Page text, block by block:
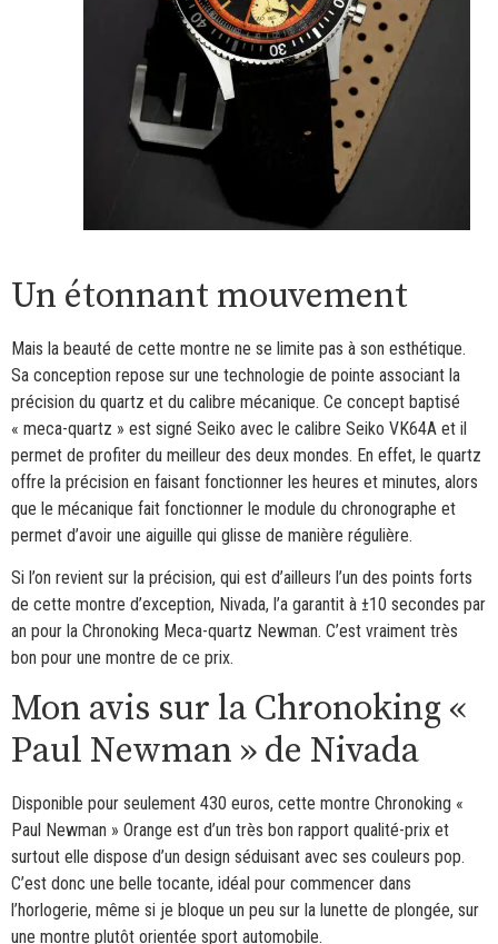
Un étonnant mouvement
Mais la beauté de cette montre ne se limite pas à son esthétique.
Sa conception repose sur une technologie de pointe associant la
précision du quartz et du calibre mécanique. Ce concept baptisé
« meca-quartz » est signé Seiko avec le calibre Seiko VK64A et il
permet de profiter du meilleur des deux mondes. En effet, le quartz
offre la précision en faisant fonctionner les heures et minutes, alors
que le mécanique fait fonctionner le module du chronographe et
permet d’avoir une aiguille qui glisse de manière régulière.
Si l’on revient sur la précision, qui est d’ailleurs l’un des points forts
de cette montre d’exception, Nivada, l’a garantit à ±10 secondes par
an pour la Chronoking Meca-quartz Newman. C’est vraiment très
bon pour une montre de ce prix.
Mon avis sur la Chronoking «
Paul Newman » de Nivada
Disponible pour seulement 430 euros, cette montre Chronoking «
Paul Newman » Orange est d’un très bon rapport qualité-prix et
surtout elle dispose d’un design séduisant avec ses couleurs pop.
C’est donc une belle tocante, idéal pour commencer dans
l’horlogerie, même si je bloque un peu sur la lunette de plongée, sur
une montre plutôt orientée sport automobile.